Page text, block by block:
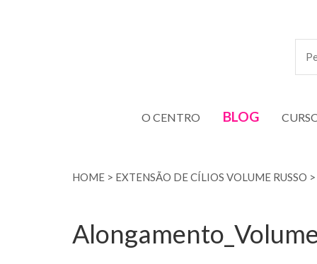
O CENTRO BLOG
HOME > EXTENSÃO DE CÍLIOS VOLUME RUSSO >